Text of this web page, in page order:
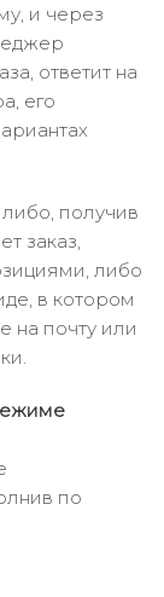
и через
ответит на
его
либо, получив
заказ,
либо
в котором
на почту или
по